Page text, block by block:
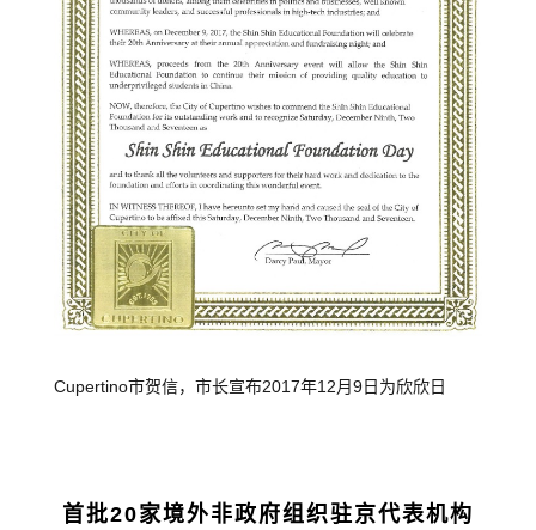
Cupertino市贺信，市长宣布2017年12月9日为欣欣日
首批20家境外非政府组织驻京代表机构